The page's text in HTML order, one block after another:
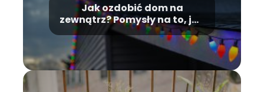
Jak ozdobić dom na
zewnątrz? Pomysły na to, jak
udekorować dom